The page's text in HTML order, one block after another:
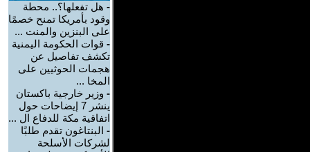
- هل تفعلها؟.. محطة
وقود بأمريكا تمنح خصمًا
على البنزين والمنت ...
- قوات الحكومة اليمنية
تكشف تفاصيل عن
هجمات الحوثيين على
المخا ...
- وزير خارجية باكستان
ينشر 7 إيضاحات حول
اتفاقية مكة للدفاع ال ...
- البنتاغون تقدم طلبًا
لشركات الأسلحة